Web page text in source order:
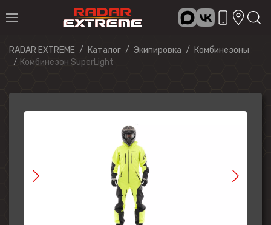
RADAR EXTREME Каталог Экипировка
Комбинезоны
Комбинезон SuperLight